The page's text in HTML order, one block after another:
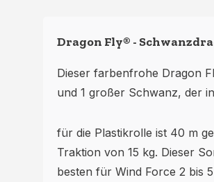
Dragon Fly® -
Dieser farbenfrohe Dragon
und 1 großer Schwanz, der
für die Plastikrolle ist 40 m
Traktion von 15 kg. Dieser
besten für Wind Force 2 bis